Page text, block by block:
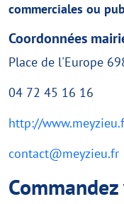
commerciales ou
+−
©OpenStreetMap
Coordonnées
Place de l'Europe
04 72 45 16 16
http://
contact@meyzieu.fr